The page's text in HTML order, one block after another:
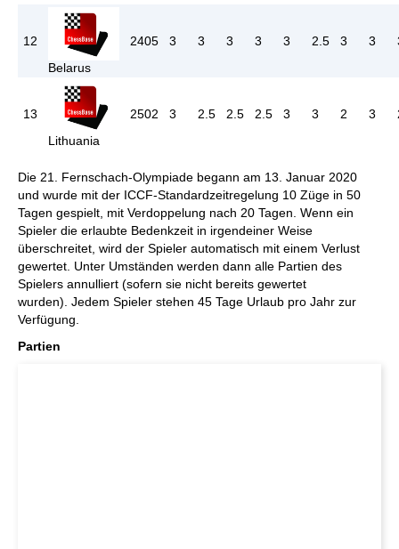
12
Belarus
2405 3 3 3 3 3 2.5 3 3
13
Lithuania
2502 3 2.5 2.5 2.5 3 3 2 3
Die 21. Fernschach-Olympiade begann am 13. Januar 2020
und wurde mit der ICCF-Standardzeitregelung 10 Züge in 50
Tagen gespielt, mit Verdoppelung nach 20 Tagen. Wenn ein
Spieler die erlaubte Bedenkzeit in irgendeiner Weise
überschreitet, wird der Spieler automatisch mit einem Verlust
gewertet. Unter Umständen werden dann alle Partien des
Spielers annulliert (sofern sie nicht bereits gewertet
wurden). Jedem Spieler stehen 45 Tage Urlaub pro Jahr zur
Verfügung.
Partien